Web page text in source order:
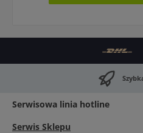
Serwisowa linia hotline
Serwis Sklepu